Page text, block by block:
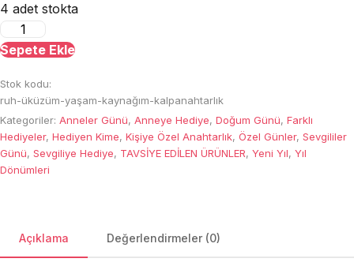
4 adet stokta
Sevgiliye
Özel
Anahtarlık
Sepete Ekle
Stok kodu:
ruh-üküzüm-yaşam-kaynağım-kalpanahtarlık
Kategoriler: Anneler Günü, Anneye Hediye, Doğum Günü, Farklı
Hediyeler, Hediyen Kime, Kişiye Özel Anahtarlık, Özel Günler, Sevgililer
Günü, Sevgiliye Hediye, TAVSİYE EDİLEN ÜRÜNLER, Yeni Yıl, Yıl
Dönümleri
Açıklama Değerlendirmeler (0)